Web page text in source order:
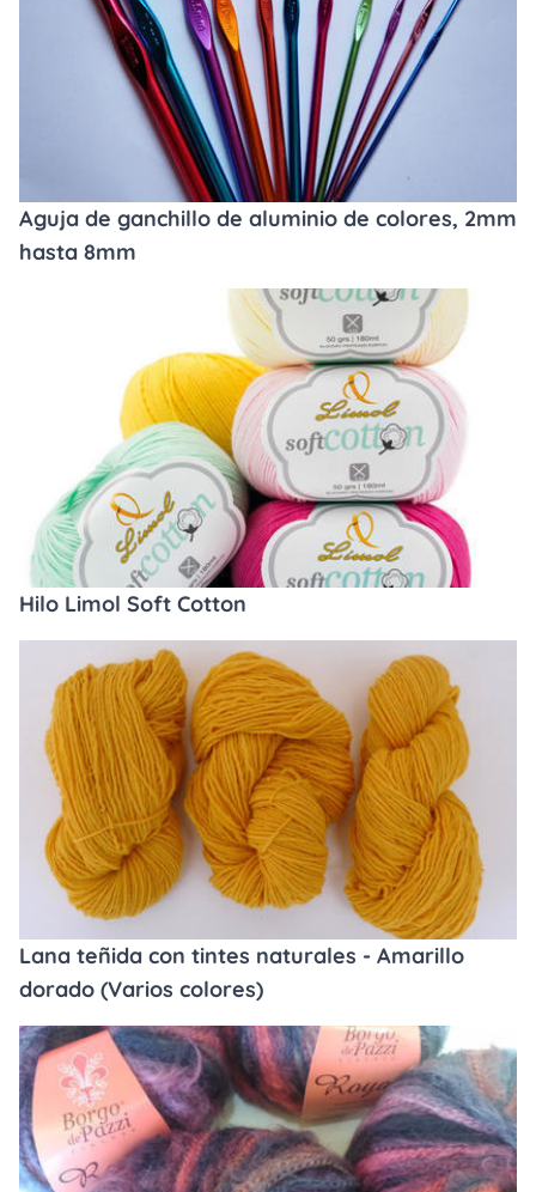
Aguja de ganchillo de aluminio de colores, 2mm
hasta 8mm
Hilo Limol Soft Cotton
Lana teñida con tintes naturales - Amarillo
dorado (Varios colores)